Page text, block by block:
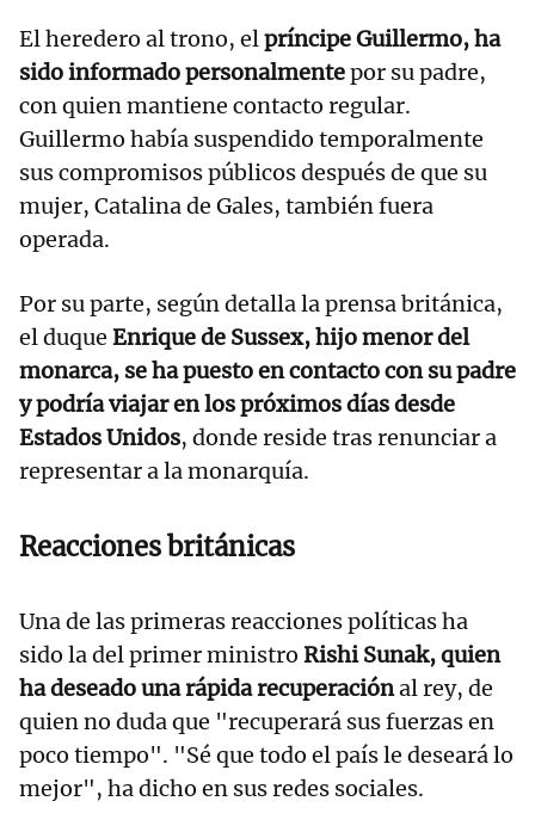
El heredero al trono, elpríncipe Guillermo, ha
sido informado personalmentepor su padre,
con quien mantiene contacto regular.
Guillermo había suspendido temporalmente
sus compromisos públicos después de que su
mujer, Catalina de Gales, también fuera
operada.
Por su parte, según detalla la prensa británica,
el duque Enrique de Sussex, hijo menor del
monarca, se ha puesto en contacto con su padre
y podría viajar en los próximos días desde
Estados Unidos, donde reside tras renunciar a
representar a la monarquía.
Reacciones británicas
Una de las primeras reacciones políticas ha
sido la del primer ministro Rishi Sunak, quien
ha deseado una rápida recuperaciónal rey, de
quien no duda que "recuperará sus fuerzas en
poco tiempo". "Sé que todo el país le deseará lo
mejor", ha dicho en sus redes sociales.